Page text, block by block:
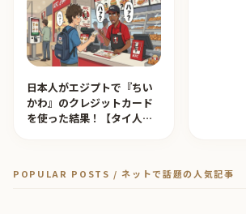
日本人がエジプトで『ちい
かわ』のクレジットカード
を使った結果！【タイ人の
POPULAR POSTS / ネットで話題の人気記事